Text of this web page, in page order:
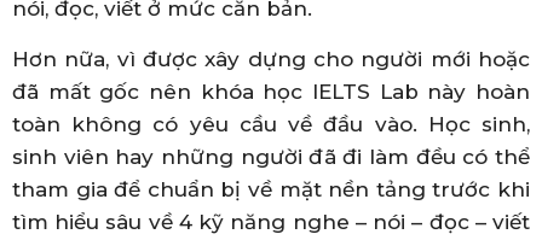
nói, đọc, viết ở mức căn bản.
Hơn nữa, vì được xây dựng cho người mới hoặc
đã mất gốc nên khóa học IELTS Lab này hoàn
toàn không có yêu cầu về đầu vào. Học sinh,
sinh viên hay những người đã đi làm đều có thể
tham gia để chuẩn bị về mặt nền tảng trước khi
tìm hiểu sâu về 4 kỹ năng nghe – nói – đọc – viết